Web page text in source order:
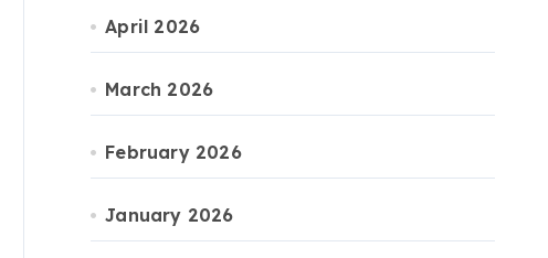
April 2026
March 2026
February 2026
January 2026